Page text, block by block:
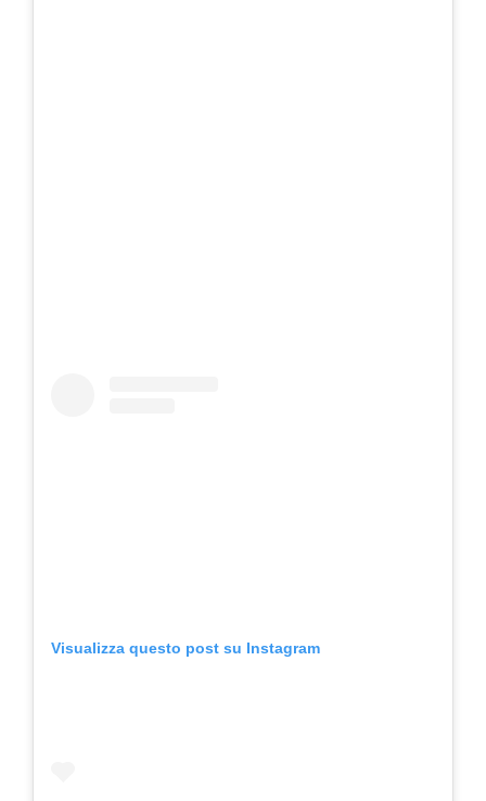
Visualizza questo post su Instagram